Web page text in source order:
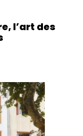
l’art des